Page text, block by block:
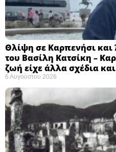
Θλίψη σε Καρπενήσι και
του Βασίλη Κατσίκη –
ζωή είχε άλλα σχέδια
6 Αυγούστου 2026